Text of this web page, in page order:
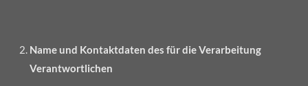
Name und Kontaktdaten des für die Verarbeitung
Verantwortlichen